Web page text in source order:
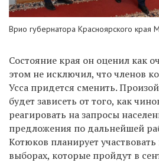
Врио губернатора Красноярского края
Состояние края он оценил как
этом не исключил, что членов
Усса придется сменить.
будет зависеть от того, как
реагировать на запросы
предложения по дальнейшей
Котюков планирует
выборах, которые пройдут в